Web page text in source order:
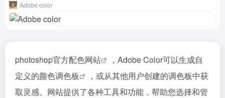
Adobe color
photoshop官方配色网站
，Adobe Color可以生成自
定义的颜色调色板
，或从其他用户创建的调色板中获
取灵感。网站提供了各种工具和功能，帮助您选择和管